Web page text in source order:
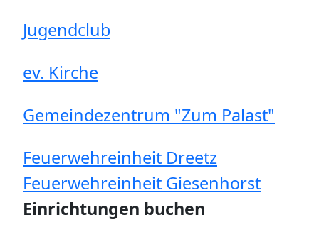
Jugendclub
ev. Kirche
Gemeindezentrum "Zum Palast"
Feuerwehreinheit Dreetz
Feuerwehreinheit Giesenhorst
Einrichtungen buchen